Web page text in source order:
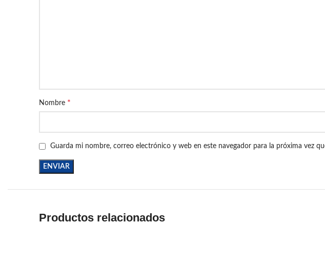
Nombre *
Guarda mi nombre, correo electrónico y web en este navegador para la próxima vez
Productos relacionados